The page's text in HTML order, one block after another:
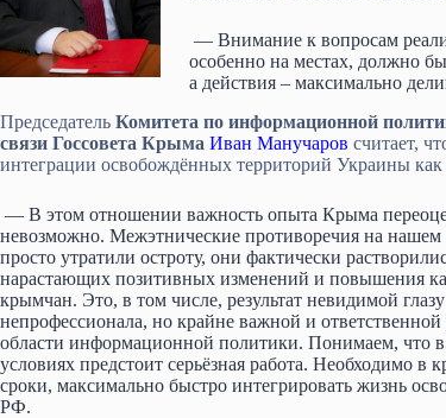
— Внимание к вопросам
особенно на местах, должно
а действия – максимально
Председатель Комитета по информационной
связи Госсовета Крыма Иван Манучаров считает,
интеграции освобождённых территорий Украины
— В этом отношении важность опыта Крыма
невозможно. Межэтнические противоречия на нашем
просто утратили остроту, они фактически
нарастающих позитивных изменений и повышения
крымчан. Это, в том числе, результат невидимой глазу
непрофессионала, но крайне важной и ответственной
области информационной политики. Понимаем, что
условиях предстоит серьёзная работа. Необходимо в
сроки, максимально быстро интегрировать жизнь
РФ.